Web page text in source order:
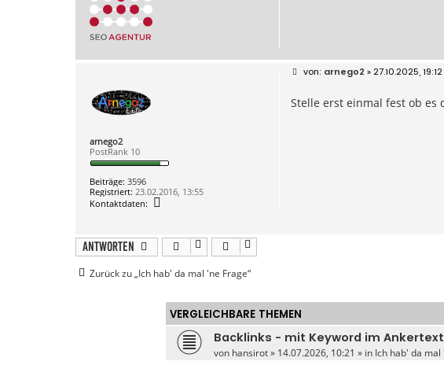
arnego2
PostRank 10
Beiträge: 3596
Registriert: 23.02.2016, 13:55
Kontaktdaten:
a
d
e
n
v
B
t
arnego2 » 27.10.2025, 19:12
Stelle erst einmal fest ob es
Antworten
Zurück zu „Ich hab' da mal 'ne Frage“
VERGLEICHBARE THEMEN
Backlinks - mit Keyword im
von hansirot» 14.07.2026, 10:21 » in Ich hab' da mal